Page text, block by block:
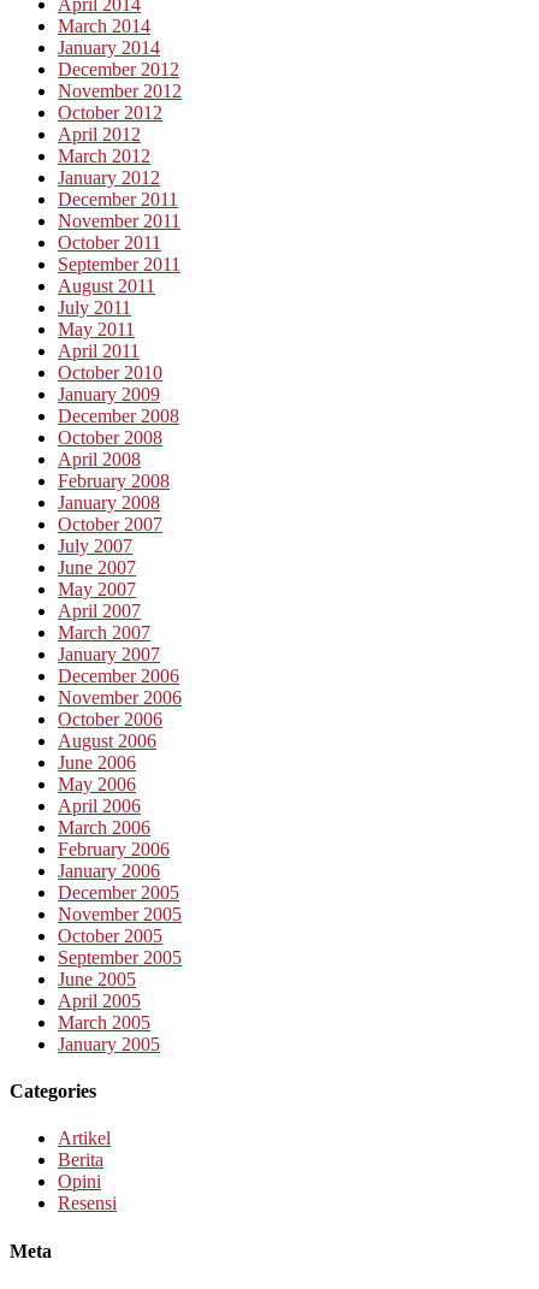
April 2014
March 2014
January 2014
December 2012
November 2012
October 2012
April 2012
March 2012
January 2012
December 2011
November 2011
October 2011
September 2011
August 2011
July 2011
May 2011
April 2011
October 2010
January 2009
December 2008
October 2008
April 2008
February 2008
January 2008
October 2007
July 2007
June 2007
May 2007
April 2007
March 2007
January 2007
December 2006
November 2006
October 2006
August 2006
June 2006
May 2006
April 2006
March 2006
February 2006
January 2006
December 2005
November 2005
October 2005
September 2005
June 2005
April 2005
March 2005
January 2005
Categories
Artikel
Berita
Opini
Resensi
Meta